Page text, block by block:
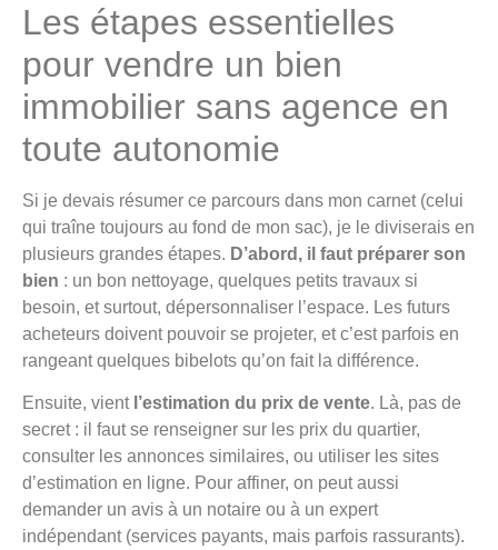
Les étapes essentielles
pour vendre un bien
immobilier sans agence en
toute autonomie
Si je devais résumer ce parcours dans mon carnet (celui
qui traîne toujours au fond de mon sac), je le diviserais en
plusieurs grandes étapes. D’abord, il faut préparer son
bien : un bon nettoyage, quelques petits travaux si
besoin, et surtout, dépersonnaliser l’espace. Les futurs
acheteurs doivent pouvoir se projeter, et c’est parfois en
rangeant quelques bibelots qu’on fait la différence.
Ensuite, vient l’estimation du prix de vente. Là, pas de
secret : il faut se renseigner sur les prix du quartier,
consulter les annonces similaires, ou utiliser les sites
d’estimation en ligne. Pour affiner, on peut aussi
demander un avis à un notaire ou à un expert
indépendant (services payants, mais parfois rassurants).